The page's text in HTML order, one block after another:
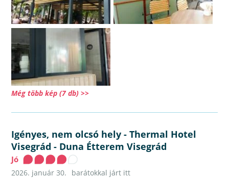
Még több kép (7 db) >>
Igényes, nem olcsó hely- Thermal Hotel
Visegrád - Duna Étterem Visegrád
Jó
2026. január 30.
barátokkal járt itt